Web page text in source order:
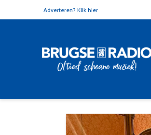
Adverteren? Klik hier